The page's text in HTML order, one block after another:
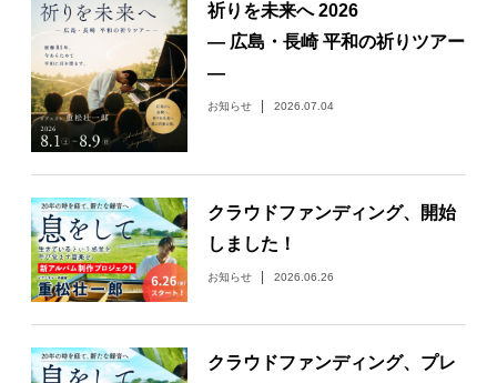
祈りを未来へ 2026
― 広島・長崎 平和の祈りツアー
―
お知らせ 2026.07.04
クラウドファンディング、開始
しました！
お知らせ 2026.06.26
クラウドファンディング、プレ